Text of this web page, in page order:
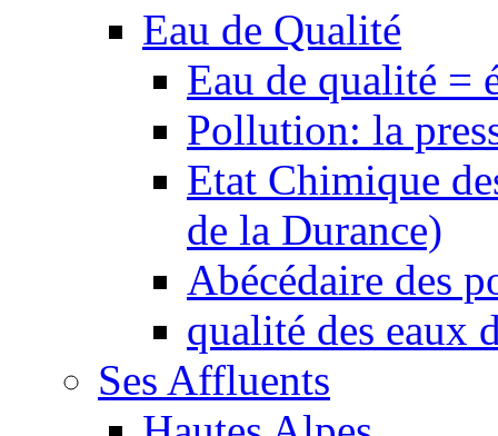
Eau de Qualité
Eau de qualité =
Pollution: la
Etat Chimique
de la Durance)
Abécédaire des
qualité des eaux
Ses Affluents